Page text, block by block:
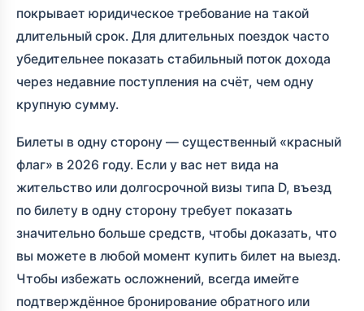
покрывает юридическое требование на такой
длительный срок. Для длительных поездок часто
убедительнее показать стабильный поток дохода
через недавние поступления на счёт, чем одну
крупную сумму.
Билеты в одну сторону — существенный «красный
флаг» в 2026 году. Если у вас нет вида на
жительство или долгосрочной визы типа D, въезд
по билету в одну сторону требует показать
значительно больше средств, чтобы доказать, что
вы можете в любой момент купить билет на выезд.
Чтобы избежать осложнений, всегда имейте
подтверждённое бронирование обратного или